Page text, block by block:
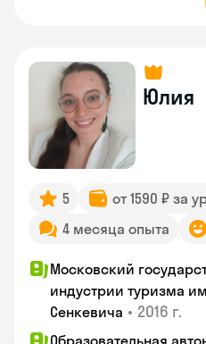
Юлия
5
от 1590 ₽ за
4 месяца опыта
Московский
индустрии туризма
Сенкевича • 2016 г.
Образовательная